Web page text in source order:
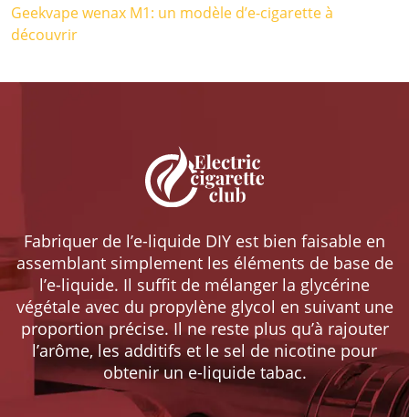
Geekvape wenax M1: un modèle d’e-cigarette à
découvrir
Fabriquer de l’e-liquide DIY est bien faisable en
assemblant simplement les éléments de base de
l’e-liquide. Il suffit de mélanger la glycérine
végétale avec du propylène glycol en suivant une
proportion précise. Il ne reste plus qu’à rajouter
l’arôme, les additifs et le sel de nicotine pour
obtenir un e-liquide tabac.